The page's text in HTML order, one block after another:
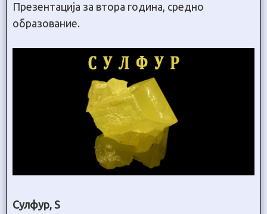
Презентација за втора година, средно
образование.
Сулфур, S